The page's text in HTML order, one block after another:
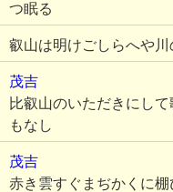
つ眠る
叡山は明けごしらへや
茂吉
比叡山のいただきにし
もなし
茂吉
赤き雲すぐまぢかくに